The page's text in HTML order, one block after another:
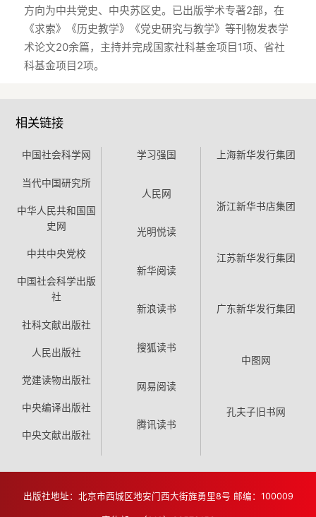
方向为中共党史、中央苏区史。已出版学术专著2部，在
《求索》《历史教学》《党史研究与教学》等刊物发表学
术论文20余篇，主持并完成国家社科基金项目1项、省社
相关链接
中国社会科学网
当代中国研究所
中华人民共和国国
史网
中共中央党校
中国社会科学出版
社
社科文献出版社
人民出版社
党建读物出版社
中央编译出版社
中央文献出版社
学习强国
人民网
光明悦读
新华阅读
新浪读书
搜狐读书
网易阅读
腾讯读书
上海新华发行集团
浙江新华书店集团
江苏新华发行集团
广东新华发行集团
中图网
孔夫子旧书网
出版社地址：北京市西城区地安门西大街旌勇里8号 邮编：100009